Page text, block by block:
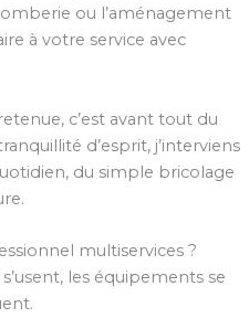
ou l’aménagement
à votre service avec
c’est avant tout du
d’esprit, j’interviens
du simple bricolage
multiservices ?
les équipements se